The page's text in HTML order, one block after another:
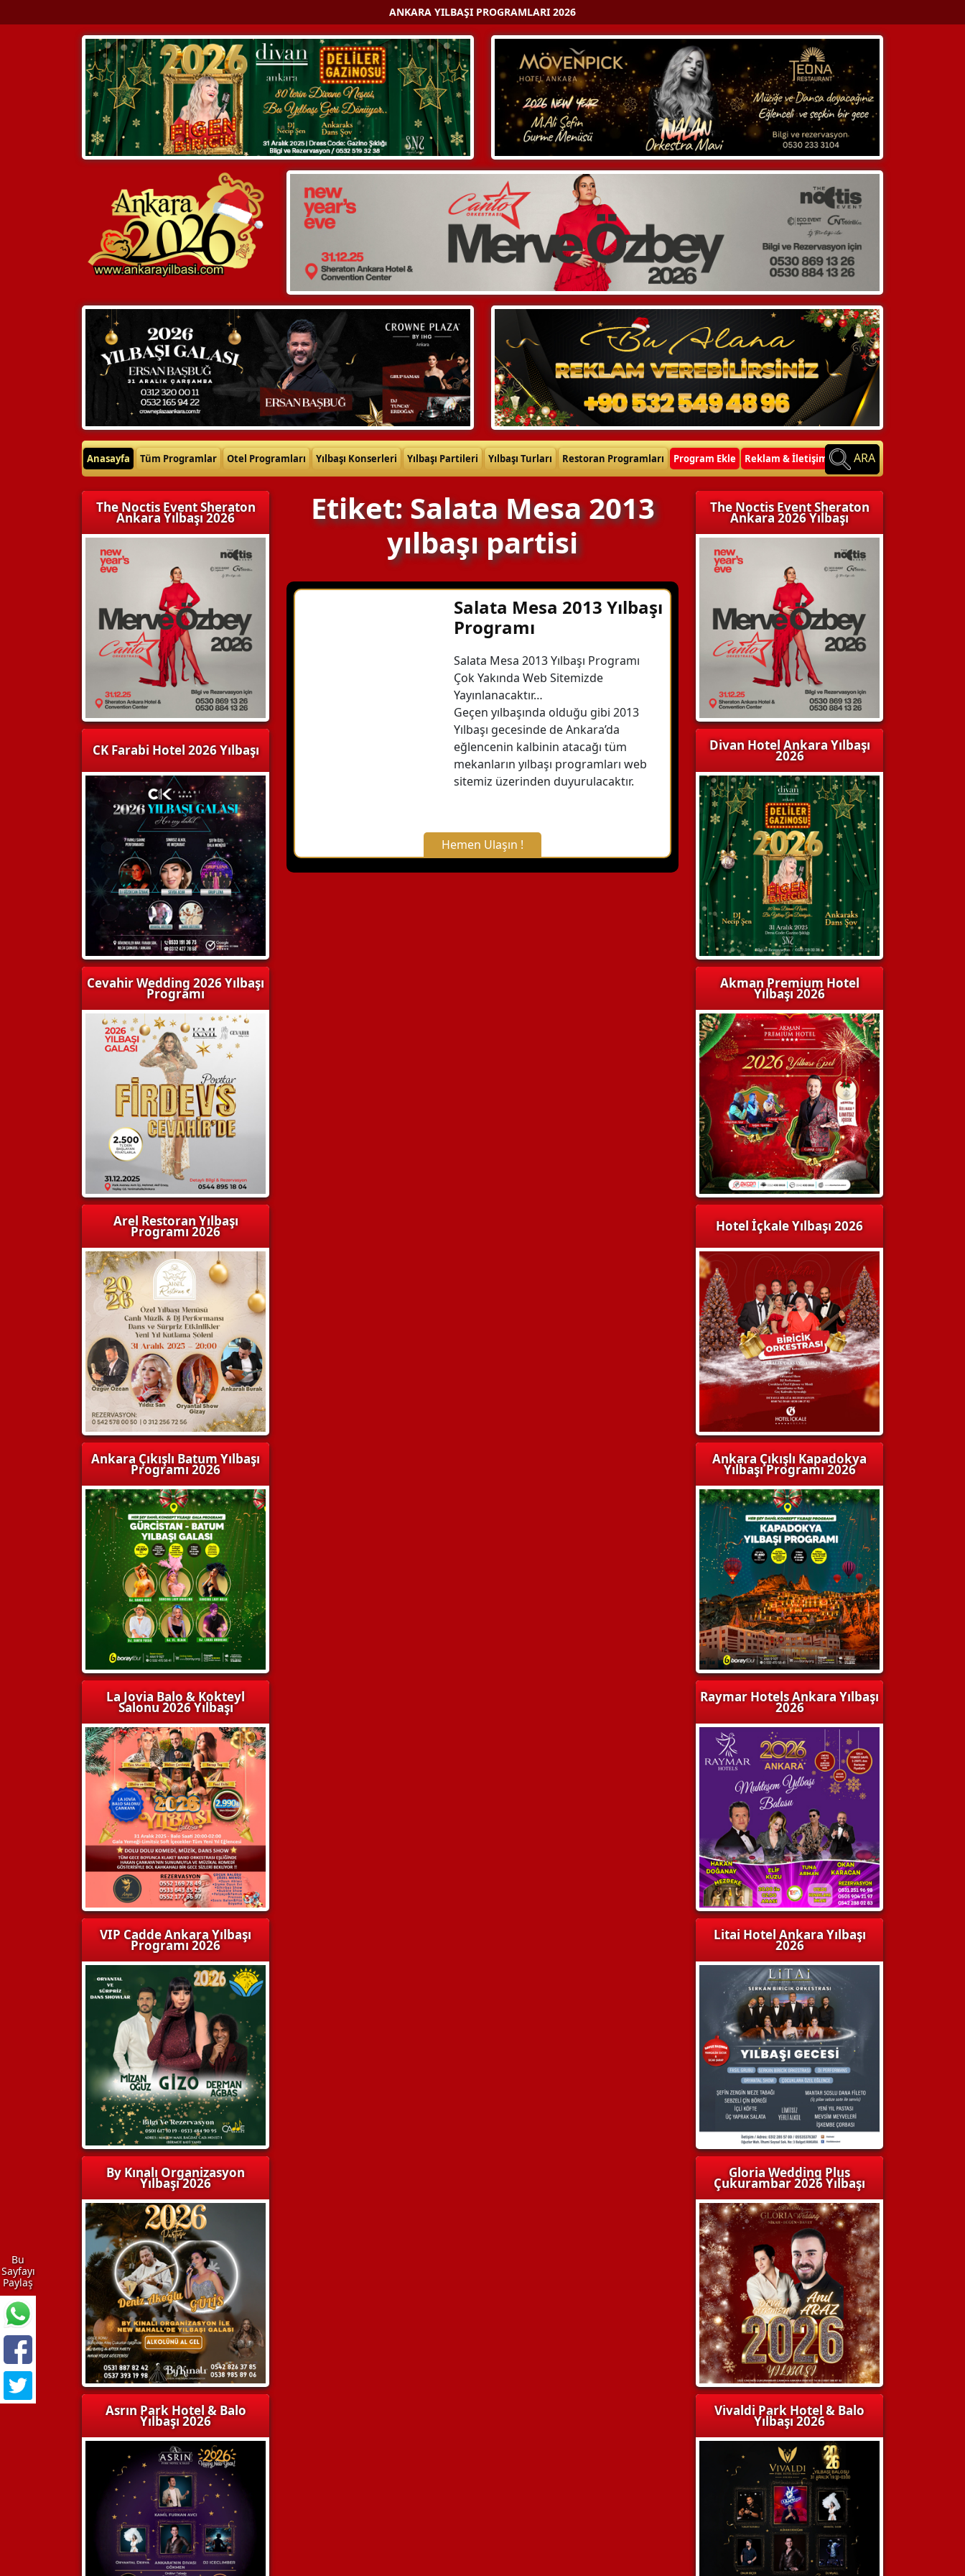
ANKARA YILBAŞI PROGRAMLARI 2026
Anasayfa Tüm Programlar Otel Programları Yılbaşı Konserleri Yılbaşı Partileri Yılbaşı Turları Restoran Programları Program Ekle Reklam & İletişim ARA
The Noctis Event Sheraton
Ankara Yılbaşı 2026
CK Farabi Hotel 2026 Yılbaşı
Cevahir Wedding 2026 Yılbaşı
Programı
Arel Restoran Yılbaşı
Programı 2026
Ankara Çıkışlı Batum Yılbaşı
Programı 2026
La Jovia Balo & Kokteyl
Salonu 2026 Yılbaşı
VIP Cadde Ankara Yılbaşı
Programı 2026
By Kınalı Organizasyon
Yılbaşı 2026
Asrın Park Hotel & Balo
Yılbaşı 2026
Etiket: Salata Mesa 2013
yılbaşı partisi
Salata Mesa 2013 Yılbaşı
Programı
Salata Mesa 2013 Yılbaşı Programı
Çok Yakında Web Sitemizde
Yayınlanacaktır…
Geçen yılbaşında olduğu gibi 2013
Yılbaşı gecesinde de Ankara’da
eğlencenin kalbinin atacağı tüm
mekanların yılbaşı programları web
sitemiz üzerinden duyurulacaktır.
Hemen Ulaşın !
X Kapat
The Noctis Event Sheraton
Ankara 2026 Yılbaşı
Divan Hotel Ankara Yılbaşı
2026
Akman Premium Hotel
Yılbaşı 2026
Hotel İçkale Yılbaşı 2026
Ankara Çıkışlı Kapadokya
Yılbaşı Programı 2026
Raymar Hotels Ankara Yılbaşı
2026
Litai Hotel Ankara Yılbaşı
2026
Gloria Wedding Plus
Çukurambar 2026 Yılbaşı
Vivaldi Park Hotel & Balo
Yılbaşı 2026
Bu
Sayfayı
Paylaş